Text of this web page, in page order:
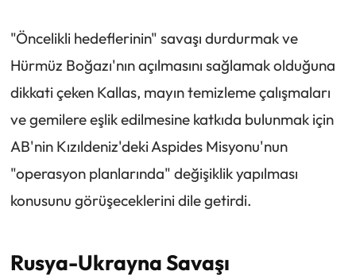
"Öncelikli hedeflerinin" savaşı durdurmak ve
Hürmüz Boğazı'nın açılmasını sağlamak olduğuna
dikkati çeken Kallas, mayın temizleme çalışmaları
ve gemilere eşlik edilmesine katkıda bulunmak için
AB'nin Kızıldeniz'deki Aspides Misyonu'nun
"operasyon planlarında" değişiklik yapılması
konusunu görüşeceklerini dile getirdi.
Rusya-Ukrayna Savaşı